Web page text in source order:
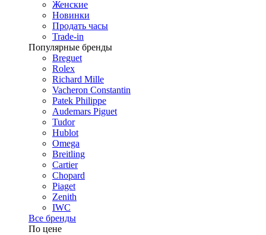
Женские
Новинки
Продать часы
Trade-in
Популярные бренды
Breguet
Rolex
Richard Mille
Vacheron Constantin
Patek Philippe
Audemars Piguet
Tudor
Hublot
Omega
Breitling
Cartier
Chopard
Piaget
Zenith
IWC
Все бренды
По цене